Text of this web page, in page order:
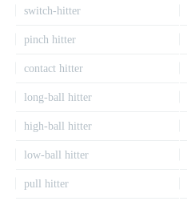
switch-hitter
pinch hitter
contact hitter
long-ball hitter
high-ball hitter
low-ball hitter
pull hitter